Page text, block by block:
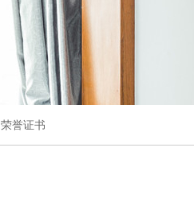
荣誉证书